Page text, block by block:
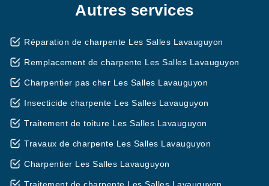
Autres services
Réparation de charpente Les Salles Lavauguyon
Remplacement de charpente Les Salles Lavauguyon
Charpentier pas cher Les Salles Lavauguyon
Insecticide charpente Les Salles Lavauguyon
Traitement de toiture Les Salles Lavauguyon
Travaux de charpente Les Salles Lavauguyon
Charpentier Les Salles Lavauguyon
Traitement de charpente Les Salles Lavauguyon